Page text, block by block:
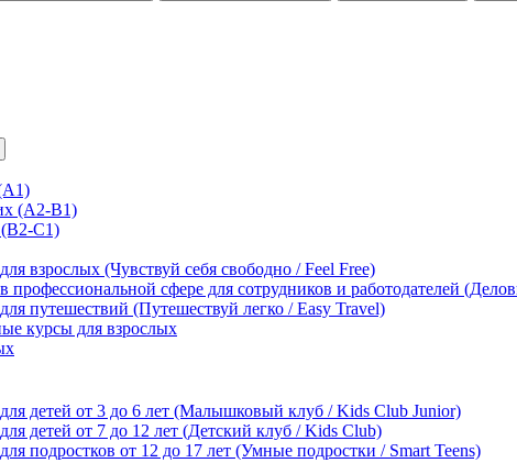
(A2-B1)
C1)
взрослых (Чувствуй себя свободно / Feel Free)
профессиональной сфере для сотрудников и работодателей
путешествий (Путешествуй легко / Easy Travel)
курсы для взрослых
детей от 3 до 6 лет (Малышковый клуб / Kids Club Junior)
детей от 7 до 12 лет (Детский клуб / Kids Club)
подростков от 12 до 17 лет (Умные подростки / Smart Teens)